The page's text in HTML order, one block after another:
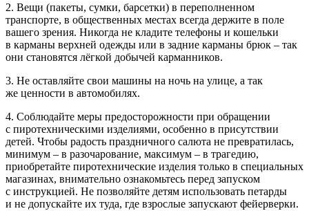
2. Вещи (пакеты, сумки, барсетки) в переполненном
транспорте, в общественных местах всегда держите в поле
вашего зрения. Никогда не кладите телефоны и кошельки
в карманы верхней одежды или в задние карманы брюк – так
они становятся лёгкой добычей карманников.
3. Не оставляйте свои машины на ночь на улице, а так
же ценности в автомобилях.
4. Соблюдайте меры предосторожности при обращении
с пиротехническими изделиями, особенно в присутствии
детей. Чтобы радость праздничного салюта не превратилась,
минимум – в разочарование, максимум – в трагедию,
приобретайте пиротехнические изделия только в специальных
магазинах, внимательно ознакомьтесь перед запуском
с инструкцией. Не позволяйте детям использовать петарды
и не допускайте их туда, где взрослые запускают фейерверки.